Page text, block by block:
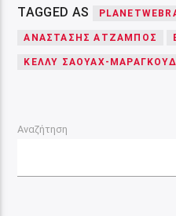
TAGGED AS
ΑΝΑΣΤΑΣΗΣ ΑΤΖΑΜΠΟΣ
ΚΕΛΛΥ ΣΑΟΥΑΧ-
Αναζήτηση